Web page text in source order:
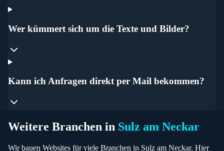
Wer kümmert sich um die Texte und Bilder?
Kann ich Anfragen direkt per Mail bekommen?
Weitere Branchen in Sulz am Neckar
Wir bauen Websites für viele Branchen in Sulz am Neckar. Hier